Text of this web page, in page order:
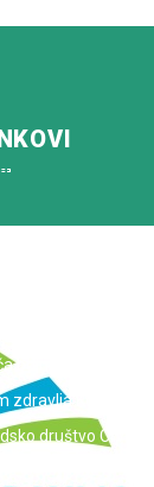
za javno
bolnica dr.
zdravlja
društvo